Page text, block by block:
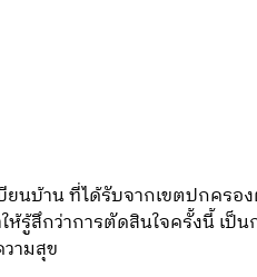
นบ้าน ที่ได้รับจากเขตปกครอ
ห้รู้สึกว่าการตัดสินใจครั้งนี้ เ
ามสุข